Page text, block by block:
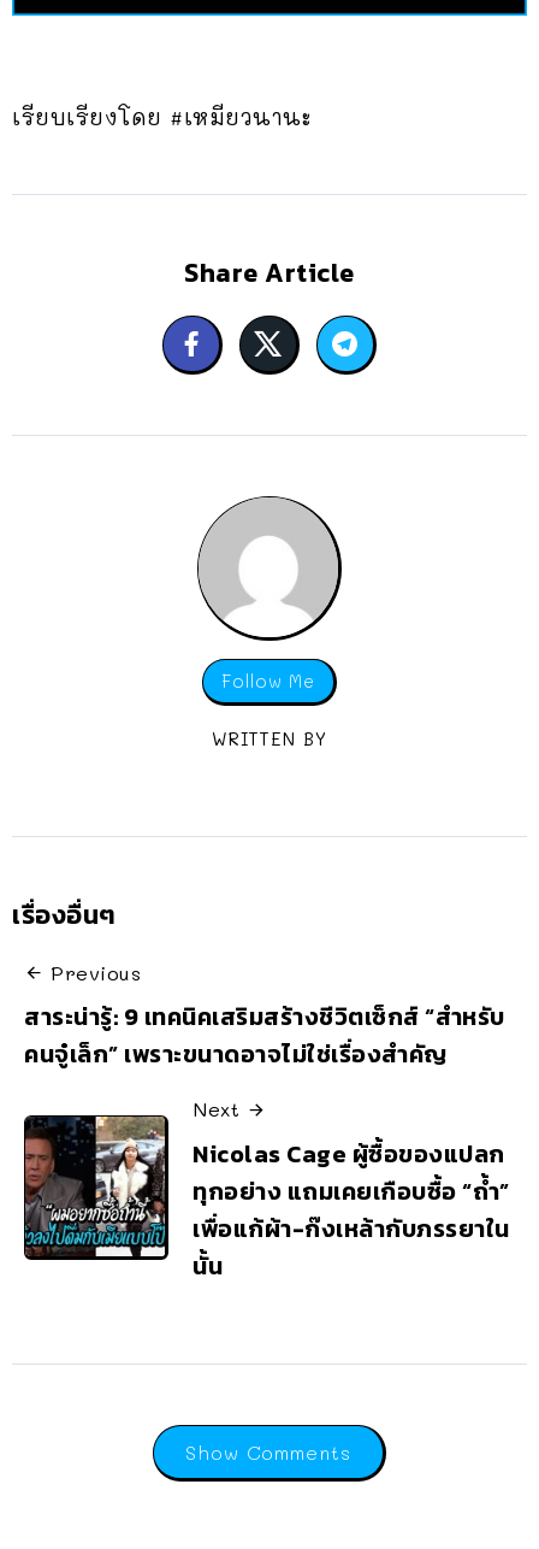
เรียบเรียงโดย #เหมียวนานะ
Share Article
Follow Me
WRITTEN BY
เรื่องอื่นๆ
Previous
สาระน่ารู้: 9 เทคนิคเสริมสร้างชีวิตเซ็กส์ “สำหรับ
คนจู๋เล็ก” เพราะขนาดอาจไม่ใช่เรื่องสำคัญ
Next
Nicolas Cage ผู้ซื้อของแปลก
ทุกอย่าง แถมเคยเกือบซื้อ “ถ้ำ”
เพื่อแก้ผ้า-ก๊งเหล้ากับภรรยาใน
นั้น
Show Comments